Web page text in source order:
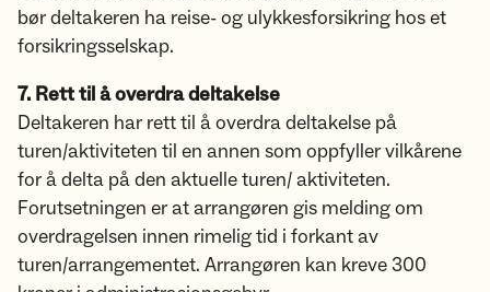
bør deltakeren ha reise- og ulykkesforsikring hos et
forsikringsselskap.
7. Rett til å overdra deltakelse
Deltakeren har rett til å overdra deltakelse på
turen/aktiviteten til en annen som oppfyller vilkårene
for å delta på den aktuelle turen/ aktiviteten.
Forutsetningen er at arrangøren gis melding om
overdragelsen innen rimelig tid i forkant av
turen/arrangementet. Arrangøren kan kreve 300